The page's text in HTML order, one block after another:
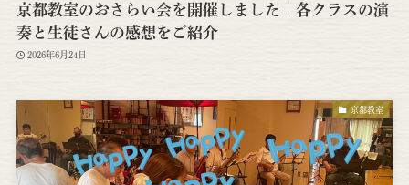
京都教室のおさらい会を開催しました｜各クラスの演
奏と生徒さんの感想をご紹介
2026年6月24日
京都教室